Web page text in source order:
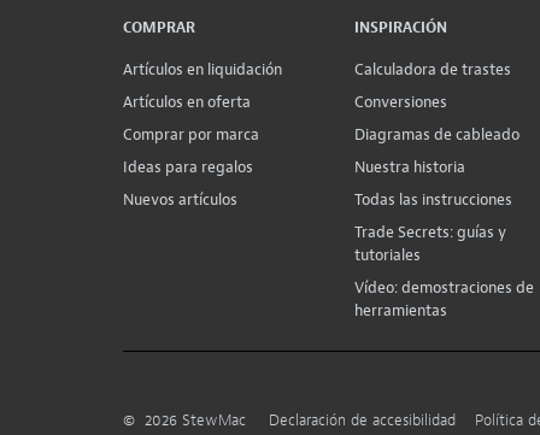
COMPRAR
Artículos en liquidación
Artículos en oferta
Comprar por marca
Ideas para regalos
Nuevos artículos
INSPIRACIÓN
Calculadora de trastes
Conversiones
Diagramas de cableado
Nuestra historia
Todas las instrucciones
Trade Secrets: guías y
tutoriales
Vídeo: demostraciones de
herramientas
© 2026 StewMac Declaración de accesibilidad Política